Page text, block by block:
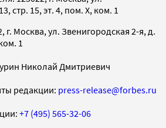
стр. 15, эт. 4, пом. X, ком. 1
г. Москва, ул. Звенигородская 2-я, д.
1
Николай Дмитриевич
редакции: press-release@forbes.ru
+7 (495) 565-32-06